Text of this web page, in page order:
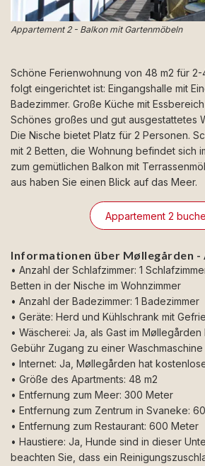
Appartement 2 - Balkon mit Gartenmöbeln
Schöne Ferienwohnung von 48 m2 für
folgt eingerichtet ist: Eingangshalle mit
Badezimmer. Große Küche mit
Schönes großes und gut ausgestattetes
Die Nische bietet Platz für 2 Personen.
mit 2 Betten, die Wohnung befindet sich
zum gemütlichen Balkon mit
aus haben Sie einen Blick auf das Meer.
Appartement 2
Informationen über Møllegården -
• Anzahl der Schlafzimmer: 1
Betten in der Nische im Wohnzimmer
• Anzahl der Badezimmer: 1 Badezimmer
• Geräte: Herd und Kühlschrank mit
• Wäscherei: Ja, als Gast im
Gebühr Zugang zu einer Waschmaschine
• Internet: Ja, Møllegården hat
• Größe des Apartments: 48 m2
• Entfernung zum Meer: 300 Meter
• Entfernung zum Zentrum in Svaneke:
• Entfernung zum Restaurant: 600 Meter
• Haustiere: Ja, Hunde sind in dieser
beachten Sie, dass ein